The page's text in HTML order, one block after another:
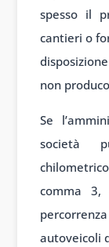
spesso il
cantieri o
non
Se
società
comma
autoveicoli